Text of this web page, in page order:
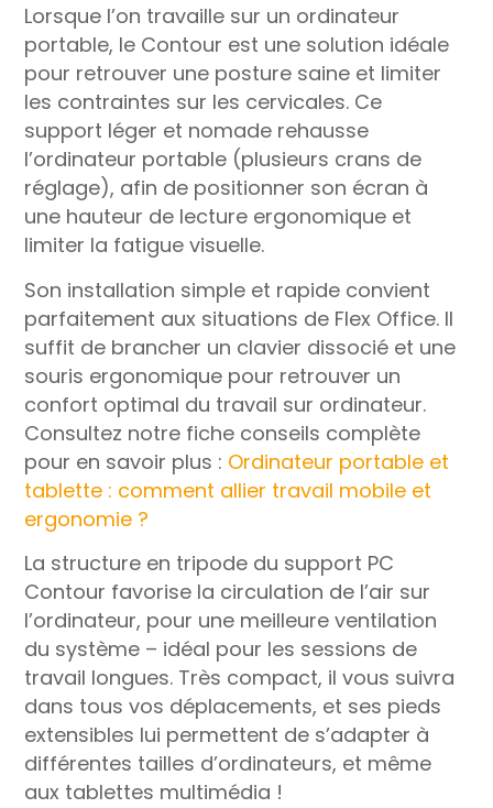
Lorsque l’on travaille sur un ordinateur
portable, le Contour est une solution idéale
pour retrouver une posture saine et limiter
les contraintes sur les cervicales. Ce
support léger et nomade rehausse
l’ordinateur portable (plusieurs crans de
réglage), afin de positionner son écran à
une hauteur de lecture ergonomique et
limiter la fatigue visuelle.
Son installation simple et rapide convient
parfaitement aux situations de Flex Office. Il
suffit de brancher un clavier dissocié et une
souris ergonomique pour retrouver un
confort optimal du travail sur ordinateur.
Consultez notre fiche conseils complète
pour en savoir plus : Ordinateur portable et
tablette : comment allier travail mobile et
ergonomie ?
La structure en tripode du support PC
Contour favorise la circulation de l’air sur
l’ordinateur, pour une meilleure ventilation
du système – idéal pour les sessions de
travail longues. Très compact, il vous suivra
dans tous vos déplacements, et ses pieds
extensibles lui permettent de s’adapter à
différentes tailles d’ordinateurs, et même
aux tablettes multimédia !